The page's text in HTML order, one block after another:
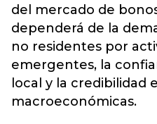
del mercado de
dependerá de la
no residentes por
emergentes, la
local y la credibilidad
macroeconómicas.